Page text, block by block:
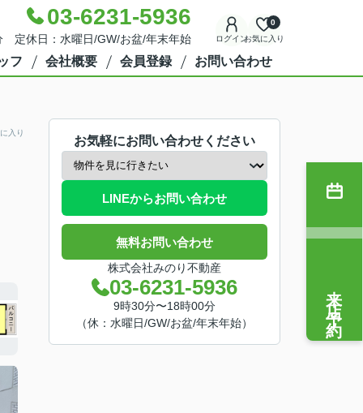
03-6231-5936
定休日：水曜日/GW/お盆/年末年始 ログインお気に入り
0
フ 会社概要 会員登録 お問い合わせ
入り
お気軽にお問い合わせください
LINEからお問い合わせ
無料お問い合わせ
株式会社みのり不動産
03-6231-5936
9時30分〜18時00分
（休：水曜日/GW/お盆/年末年始）
来店予約